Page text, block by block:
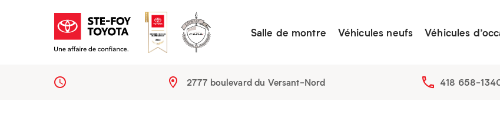
Salle de montre Véhicules neufs Véhicules
2777 boulevard du Versant-Nord 418 658-